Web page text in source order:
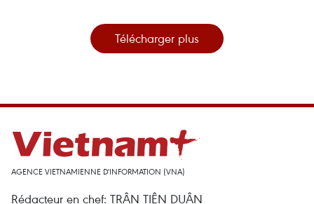
Télécharger plus
AGENCE VIETNAMIENNE D'INFORMATION (VNA)
Rédacteur en chef: TRÂN TIÊN DUÂN